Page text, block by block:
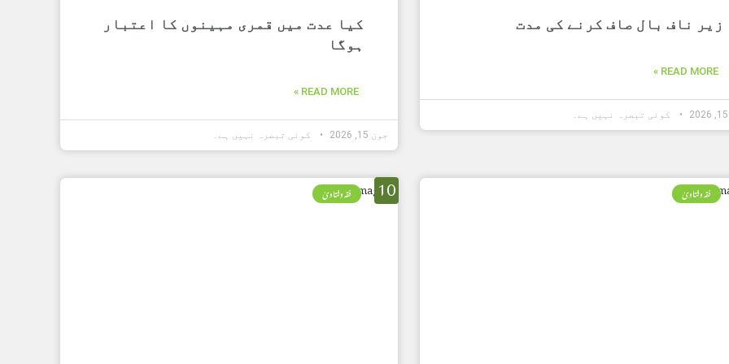
زیر ناف بال صاف کرنے کی مدت
READ MORE »
کوئی تبصرہ نہیں ہے۔
کیا عدت میں قمری مہینوں کا اعتبار
ہوگا
READ MORE »
جون 15, 2026 کوئی تبصرہ نہیں ہے۔
فقہ وفتاویٰ 10 فقہ وفتاویٰ